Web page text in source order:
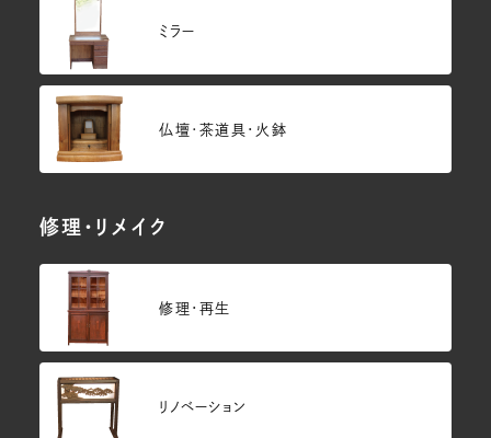
ミラー
仏壇･茶道具・火鉢
修理・リメイク
修理・再生
リノベーション